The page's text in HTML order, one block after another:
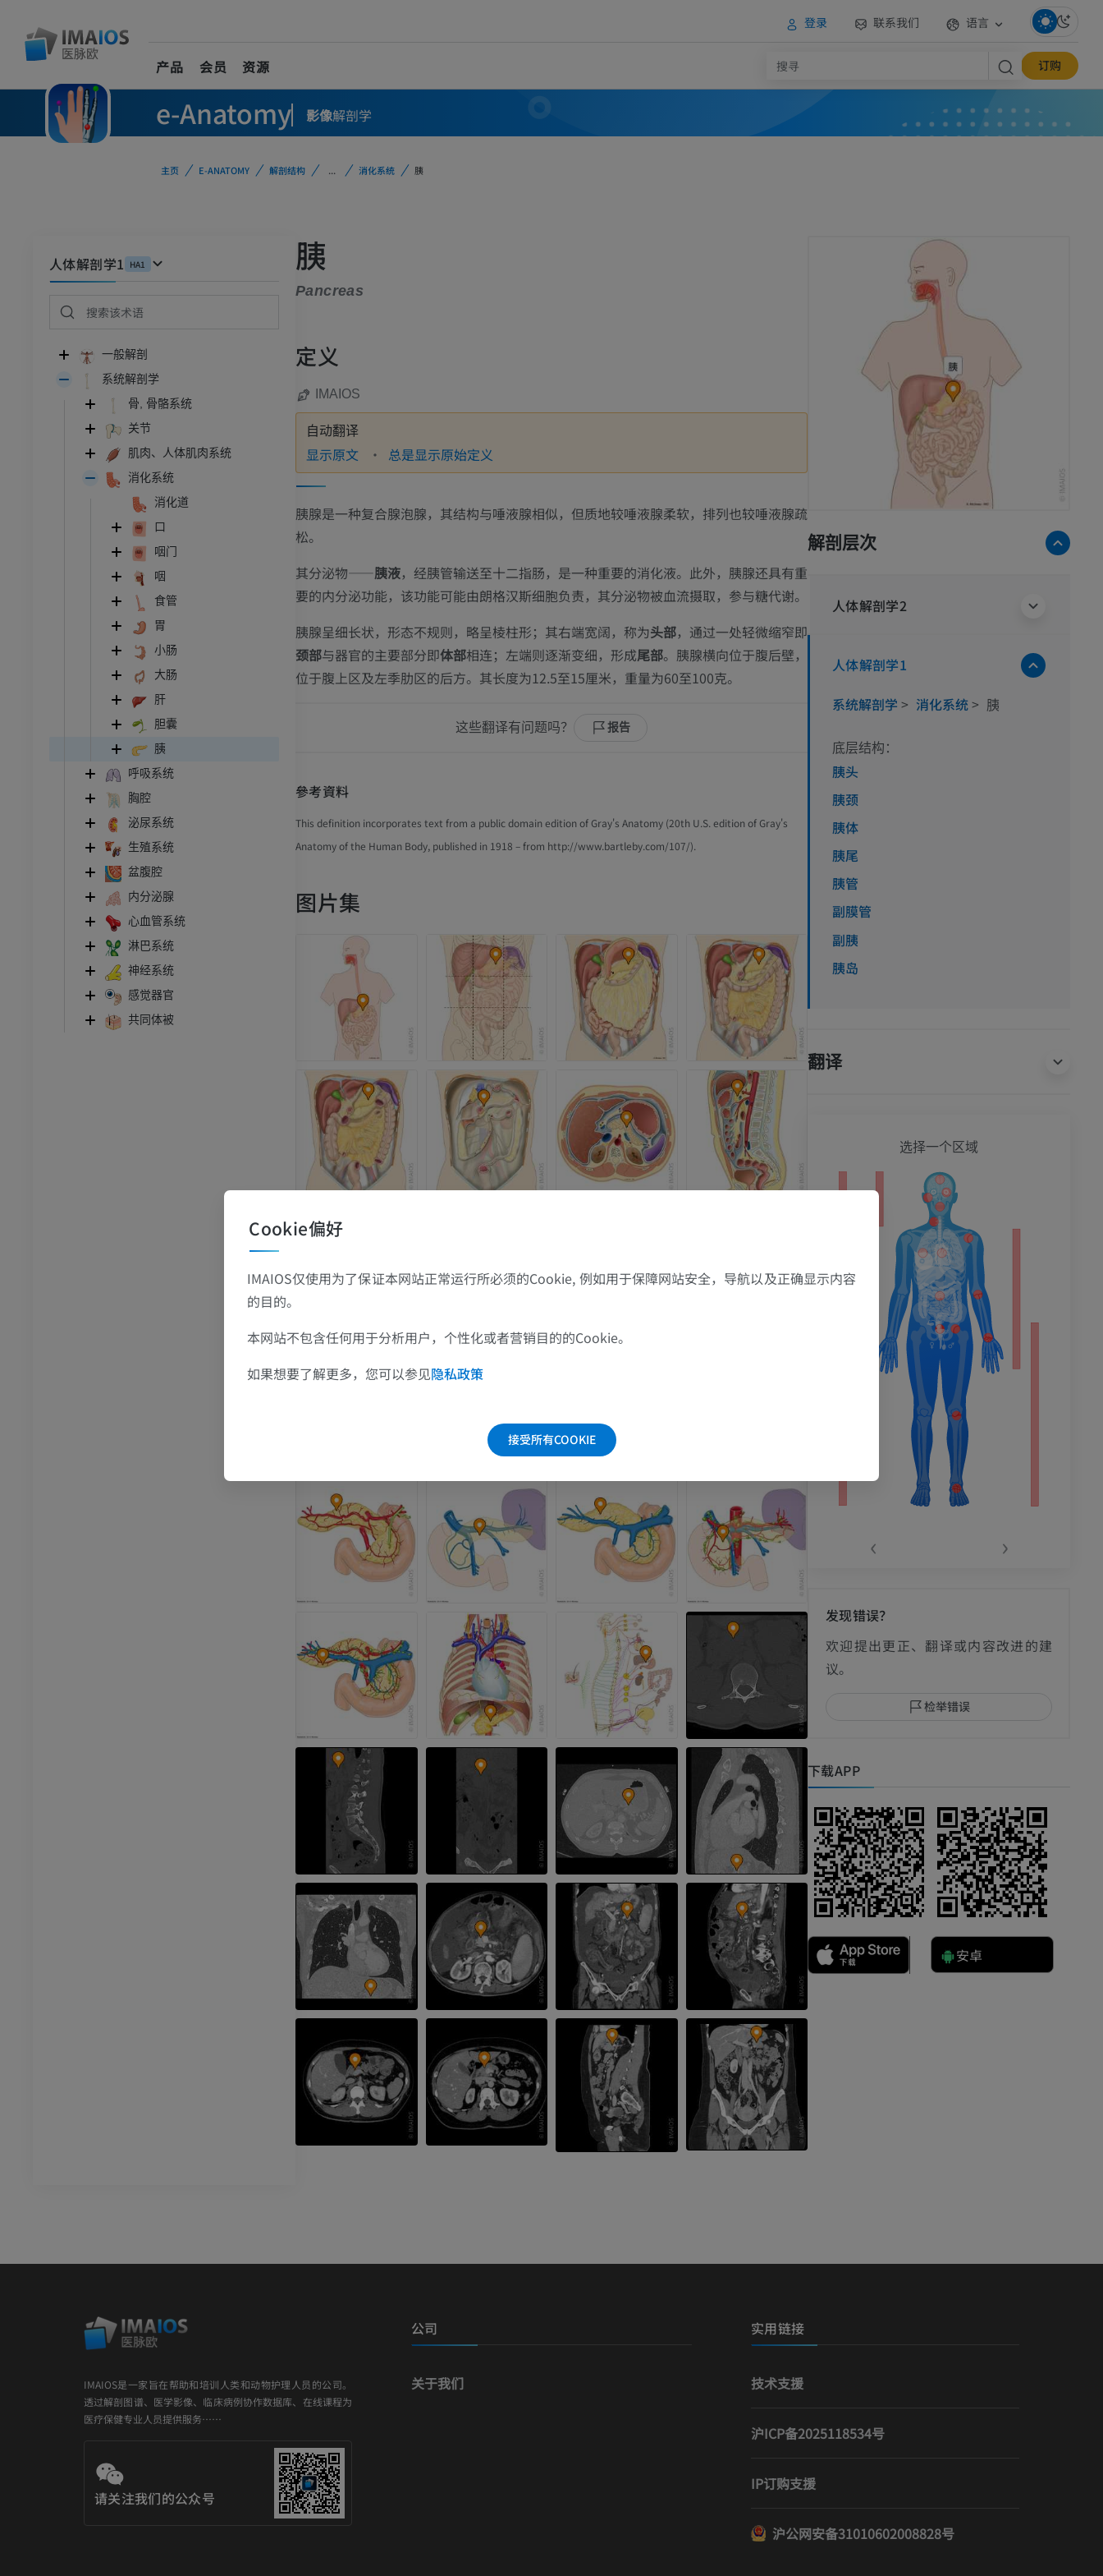
登录 联系我们 语言
产品 会员 资源 订购
e-Anatomy 影像解剖学
主页 E-ANATOMY 解剖结构 ... 消化系统 胰
人体解剖学1 HA1
一般解剖
系统解剖学
骨, 骨骼系统
关节
肌肉、人体肌肉系统
消化系统
消化道
口
咽门
咽
食管
胃
小肠
大肠
肝
胆囊
胰
呼吸系统
胸腔
泌尿系统
生殖系统
盆腹腔
内分泌腺
心血管系统
淋巴系统
神经系统
感觉器官
共同体被
胰
Pancreas
定义
IMAIOS
自动翻译
显示原文 总是显示原始定义
胰腺是一种复合腺泡腺，其结构与唾液腺相似，但质地较唾液腺柔软，排列也较唾液腺疏
松。
其分泌物——胰液，经胰管输送至十二指肠，是一种重要的消化液。此外，胰腺还具有重
要的内分泌功能，该功能可能由朗格汉斯细胞负责，其分泌物被血流摄取，参与糖代谢。
胰腺呈细长状，形态不规则，略呈棱柱形；其右端宽阔，称为头部，通过一处轻微缩窄即
颈部与器官的主要部分即体部相连；左端则逐渐变细，形成尾部。胰腺横向位于腹后壁，
位于腹上区及左季肋区的后方。其长度为12.5至15厘米，重量为60至100克。
这些翻译有问题吗？ 报告
參考資料
This definition incorporates text from a public domain edition of Gray's Anatomy (20th U.S. edition of Gray's
Anatomy of the Human Body, published in 1918 – from http://www.bartleby.com/107/).
图片集
解剖层次
人体解剖学2
人体解剖学1
系统解剖学 > 消化系统> 胰
底层结构：
胰头
胰颈
胰体
胰尾
胰管
副膜管
副胰
胰岛
翻译
放射影像学
踝关节和足部计算机断层
上肢
上肢MRI
肩MRI
腕MRI
MRI
MRI
手部MRI
MRI
上肢X光照片
放射影像学
优质会员
上肢
插画
优质会员
上肢血管造影
血管造影术
可视人计划
摄影
优质会员
下肢
下肢血管造影
下肢X光照片
MRI
优质会员
膝MRI
MRI
膝CT关节造影
CT关节造影
优质会员
脚踝和后足MRI
MRI
前足MRI
MRI
优质会员
下肢CTA
计算机体层摄影
腿（动脉和骨）
三维
下肢血管造影
血管造影术
免費
选择一个区域
‹ ›
发现错误？
欢迎提出更正、翻译或内容改进的建
议。
检举错误
下载APP
安卓
IMAIOS是一家旨在帮助和培训人类和动物护理人员的公司。
透过解剖图谱、医学影像、临床病例协作数据库、在线课程为
医疗保健专业人员提供服务……
请关注我们的公众号
公司
关于我们
实用链接
技术支援
沪ICP备2025118534号
IP订购支援
沪公网安备31010602008828号
Cookie偏好
IMAIOS仅使用为了保证本网站正常运行所必须的Cookie, 例如用于保障网站安全，导航以及正确显示内容
的目的。
本网站不包含任何用于分析用户，个性化或者营销目的的Cookie。
如果想要了解更多，您可以参见隐私政策
接受所有COOKIE